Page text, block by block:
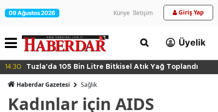
09 Ağustos 2026 Künye İletişim Giriş Yap
Üyelik
14:30 Tuzla'da 105 Bin Litre Bitkisel Atık Yağ Toplandı
Haberdar Gazetesi Sağlık
Kadınlar için AIDS